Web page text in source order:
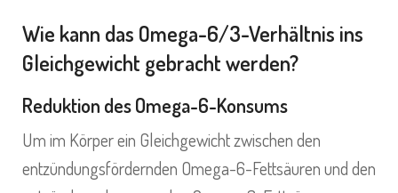
Wie kann das Omega-6/3-Verhältnis ins
Gleichgewicht gebracht werden?
Reduktion des Omega-6-Konsums
Um im Körper ein Gleichgewicht zwischen den
entzündungsfördernden Omega-6-Fettsäuren und den